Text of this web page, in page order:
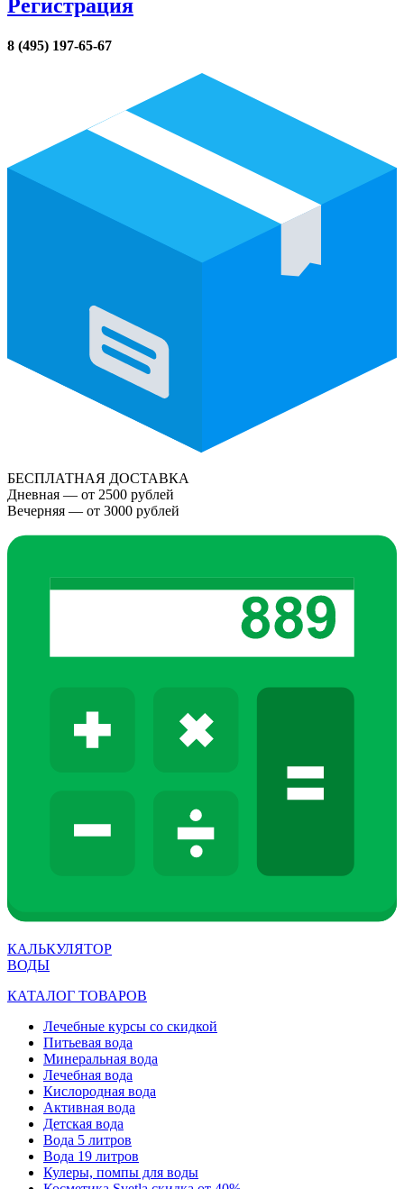
Регистрация
8 (495) 197-65-67
БЕСПЛАТНАЯ ДОСТАВКА
Дневная — от 2500 рублей
Вечерняя — от 3000 рублей
КАЛЬКУЛЯТОР
ВОДЫ
КАТАЛОГ ТОВАРОВ
Лечебные курсы со скидкой
Питьевая вода
Минеральная вода
Лечебная вода
Кислородная вода
Активная вода
Детская вода
Вода 5 литров
Вода 19 литров
Кулеры, помпы для воды